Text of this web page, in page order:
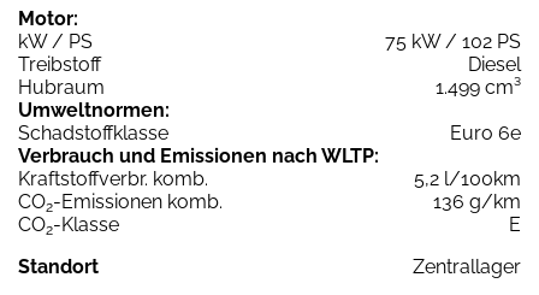
Motor:
kW / PS
75 kW / 102 PS
Treibstoff
Diesel
Hubraum
1.499 cm³
Umweltnormen:
Schadstoffklasse
Euro 6e
Verbrauch und Emissionen nach WLTP:
Kraftstoffverbr. komb.
5,2 l/100km
CO2-Emissionen komb.
136 g/km
CO2-Klasse
E
Standort
Zentrallager